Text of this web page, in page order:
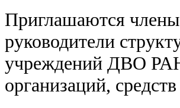
Приглашаются
руководители
учреждений ДВО
организаций,